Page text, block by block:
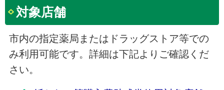
対象店舗
市内の指定薬局またはドラッグストア等での
み利用可能です。詳細は下記よりご確認くだ
さい。